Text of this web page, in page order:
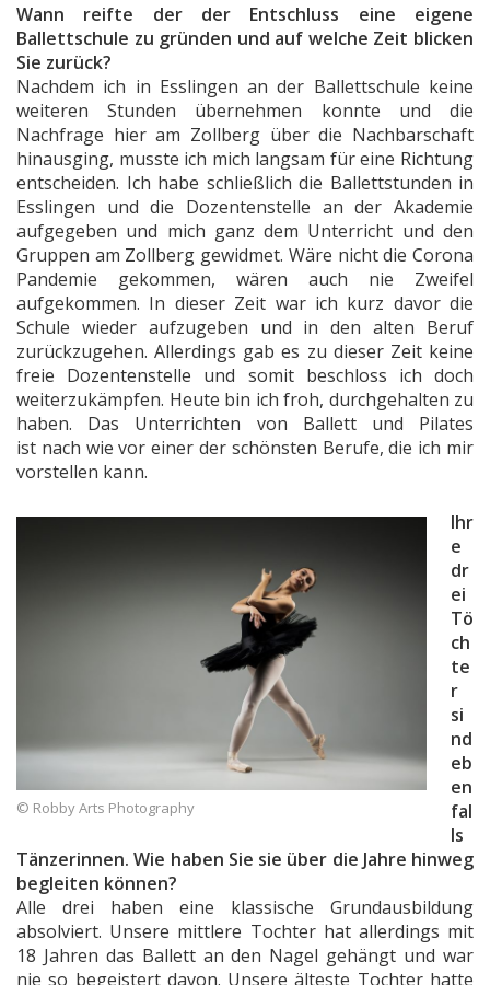
Wann reifte der der Entschluss eine eigene
Ballettschule zu gründen und auf welche Zeit blicken
Sie zurück?
Nachdem ich in Esslingen an der Ballettschule keine
weiteren Stunden übernehmen konnte und die
Nachfrage hier am Zollberg über die Nachbarschaft
hinausging, musste ich mich langsam für eine Richtung
entscheiden. Ich habe schließlich die Ballettstunden in
Esslingen und die Dozentenstelle an der Akademie
aufgegeben und mich ganz dem Unterricht und den
Gruppen am Zollberg gewidmet. Wäre nicht die Corona
Pandemie gekommen, wären auch nie Zweifel
aufgekommen. In dieser Zeit war ich kurz davor die
Schule wieder aufzugeben und in den alten Beruf
zurückzugehen. Allerdings gab es zu dieser Zeit keine
freie Dozentenstelle und somit beschloss ich doch
weiterzukämpfen. Heute bin ich froh, durchgehalten zu
haben. Das Unterrichten von Ballett und Pilates
ist nach wie vor einer der schönsten Berufe, die ich mir
vorstellen kann.
© Robby Arts Photography
Ihr
e
dr
ei
Tö
ch
te
r
si
nd
eb
en
fal
ls
Tänzerinnen. Wie haben Sie sie über die Jahre hinweg
begleiten können?
Alle drei haben eine klassische Grundausbildung
absolviert. Unsere mittlere Tochter hat allerdings mit
18 Jahren das Ballett an den Nagel gehängt und war
nie so begeistert davon. Unsere älteste Tochter hatte